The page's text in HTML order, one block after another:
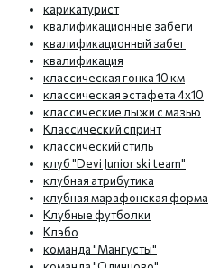
карикатурист
квалификационные забеги
квалификационный забег
квалификация
классическая гонка 10 км
классическая эстафета 4х10
классические лыжи с мазью
Классический спринт
классический стиль
клуб "Devi Junior ski team"
клубная атрибутика
клубная марафонская форма
Клубные футболки
Клэбо
команда "Мангусты"